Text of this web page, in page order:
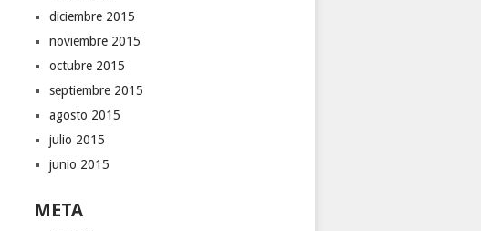
diciembre 2015
noviembre 2015
octubre 2015
septiembre 2015
agosto 2015
julio 2015
junio 2015
META